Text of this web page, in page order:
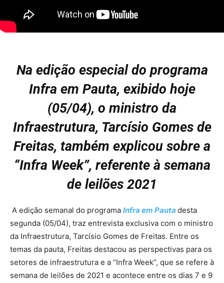
Na edição especial do programa
Infra em Pauta, exibido hoje
(05/04), o ministro da
Infraestrutura, Tarcísio Gomes de
Freitas, também explicou sobre a
“Infra Week”, referente à semana
de leilões 2021
A edição semanal do programa Infra em Pauta desta
segunda (05/04), traz entrevista exclusiva com o ministro
da Infraestrutura, Tarcísio Gomes de Freitas. Entre os
temas da pauta, Freitas destacou as perspectivas para os
setores de infraestrutura e a “Infra Week”, que se refere à
semana de leilões de 2021 e acontece entre os dias 7 e 9